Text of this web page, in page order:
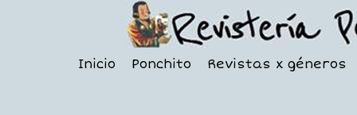
Inicio Ponchito Revistas x géneros